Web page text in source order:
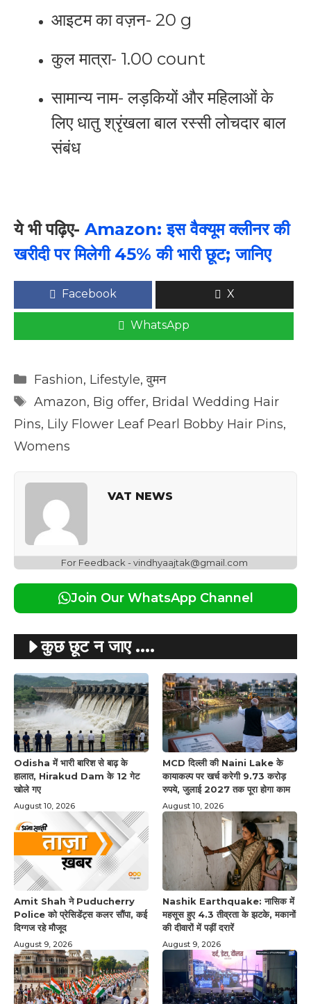
आइटम का वज़न- 20 g
कुल मात्रा- 1.00 count
सामान्य नाम- लड़कियों और महिलाओं के
लिए धातु श्रृंखला बाल रस्सी लोचदार बाल
संबंध
ये भी पढ़िए- Amazon: इस वैक्यूम क्लीनर की
खरीदी पर मिलेगी 45% की भारी छूट; जानिए
Facebook X
WhatsApp
Categories
Fashion, Lifestyle,वुमन
Tags
Amazon, Big offer, Bridal Wedding Hair
Pins, Lily Flower Leaf Pearl Bobby Hair Pins,
Womens
VAT NEWS
For Feedback - vindhyaajtak@gmail.com
Join Our WhatsApp Channel
कुछ छूट न जाए ....
Odisha में भारी बारिश से बाढ़ के
हालात, Hirakud Dam के 12 गेट
खोले गए
August 10, 2026
MCD दिल्ली की Naini Lake के
कायाकल्प पर खर्च करेगी 9.73 करोड़
रुपये, जुलाई 2027 तक पूरा होगा काम
August 10, 2026
Amit Shah ने Puducherry
Police को प्रेसिडेंट्स कलर सौंपा, कई
दिग्गज रहे मौजूद
August 9, 2026
Nashik Earthquake: नासिक में
महसूस हुए 4.3 तीव्रता के झटके, मकानों
की दीवारों में पड़ीं दरारें
August 9, 2026